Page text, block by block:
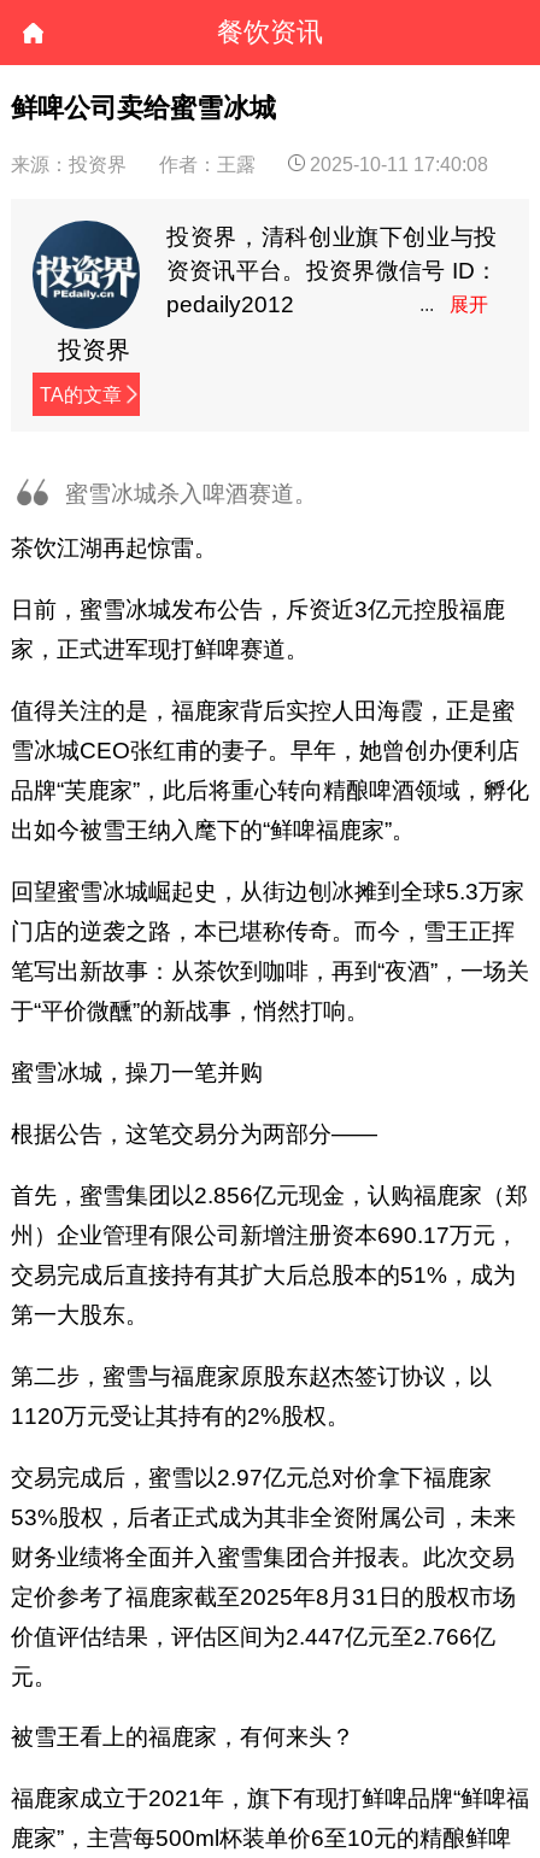
餐饮资讯
鲜啤公司卖给蜜雪冰城
来源：投资界 作者：王露 2025-10-11 17:40:08
投资界
TA的文章
投资界，清科创业旗下创业与投
资资讯平台。投资界微信号 ID：
pedaily2012
蜜雪冰城杀入啤酒赛道。
茶饮江湖再起惊雷。
日前，蜜雪冰城发布公告，斥资近3亿元控股福鹿
家，正式进军现打鲜啤赛道。
值得关注的是，福鹿家背后实控人田海霞，正是蜜
雪冰城CEO张红甫的妻子。早年，她曾创办便利店
品牌“芙鹿家”，此后将重心转向精酿啤酒领域，孵化
出如今被雪王纳入麾下的“鲜啤福鹿家”。
回望蜜雪冰城崛起史，从街边刨冰摊到全球5.3万家
门店的逆袭之路，本已堪称传奇。而今，雪王正挥
笔写出新故事：从茶饮到咖啡，再到“夜酒”，一场关
于“平价微醺”的新战事，悄然打响。
蜜雪冰城，操刀一笔并购
根据公告，这笔交易分为两部分——
首先，蜜雪集团以2.856亿元现金，认购福鹿家（郑
州）企业管理有限公司新增注册资本690.17万元，
交易完成后直接持有其扩大后总股本的51%，成为
第一大股东。
第二步，蜜雪与福鹿家原股东赵杰签订协议，以
1120万元受让其持有的2%股权。
交易完成后，蜜雪以2.97亿元总对价拿下福鹿家
53%股权，后者正式成为其非全资附属公司，未来
财务业绩将全面并入蜜雪集团合并报表。此次交易
定价参考了福鹿家截至2025年8月31日的股权市场
价值评估结果，评估区间为2.447亿元至2.766亿
元。
被雪王看上的福鹿家，有何来头？
福鹿家成立于2021年，旗下有现打鲜啤品牌“鲜啤福
鹿家”，主营每500ml杯装单价6至10元的精酿鲜啤